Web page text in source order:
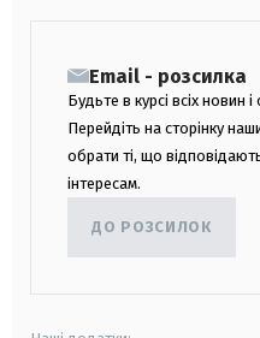
Email - розсилка
Будьте в курсі всіх новин
Перейдіть на сторінку
обрати ті, що
інтересам.
ДО РОЗСИЛОК